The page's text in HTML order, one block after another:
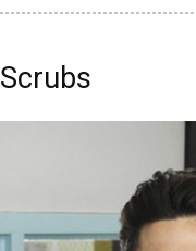
Scrubs